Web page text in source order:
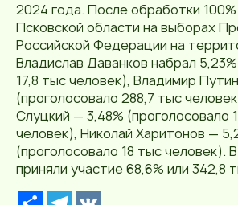
2024 года. После обработки
Псковской области на выборах
Российской Федерации на
Владислав Даванков набрал
17,8 тыс человек), Владимир
(проголосовало 288,7 тыс
Слуцкий — 3,48% (проголосовало
человек), Николай Харитонов —
(проголосовало 18 тыс человек).
приняли участие 68,6% или 342,8
Р
T